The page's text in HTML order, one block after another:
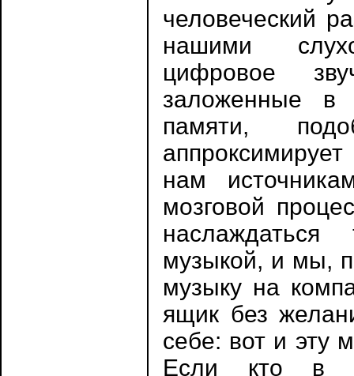
человеческий
нашими
цифровое
заложенные в
памяти,
нам
мозговой
музыкой, и мы,
музыку на
ящик без
себе: вот и эту
Если кто в